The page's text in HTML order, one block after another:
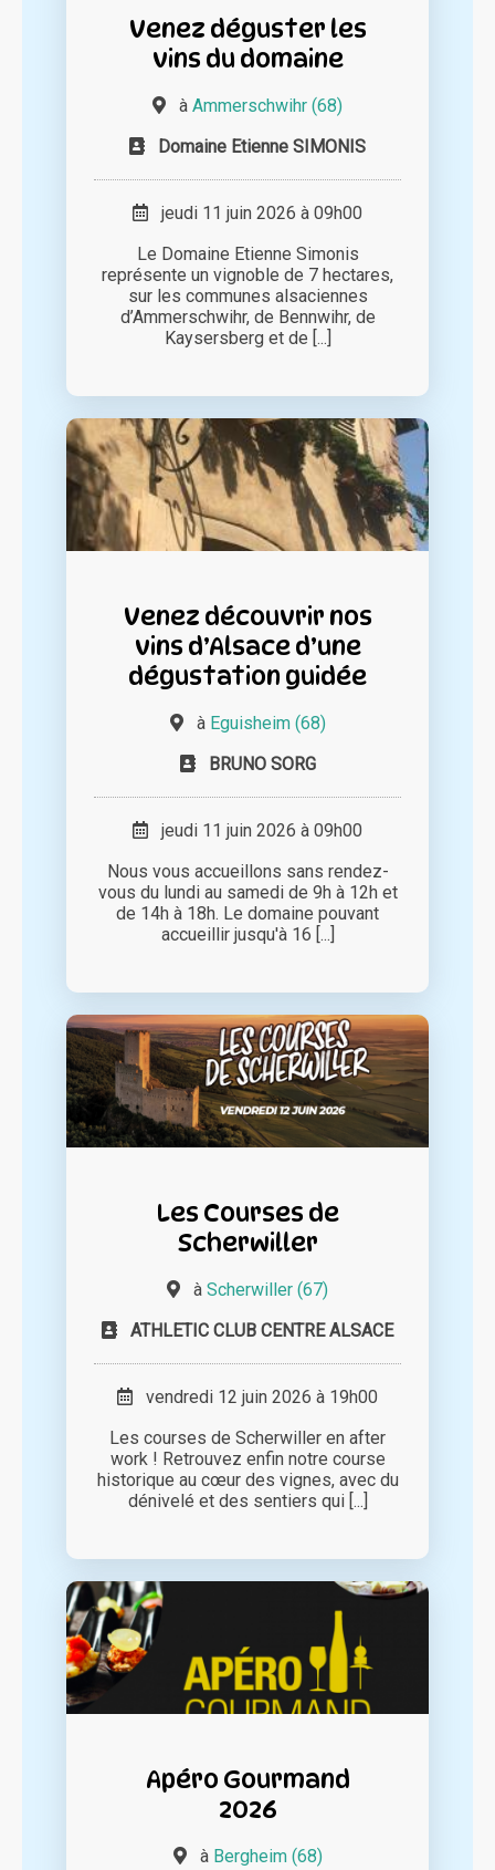
Venez déguster les
vins du domaine
à Ammerschwihr (68)
Domaine Etienne SIMONIS
jeudi 11 juin 2026 à 09h00
Le Domaine Etienne Simonis
représente un vignoble de 7 hectares,
sur les communes alsaciennes
d’Ammerschwihr, de Bennwihr, de
Kaysersberg et de [...]
Venez découvrir nos
vins d’Alsace d’une
dégustation guidée
à Eguisheim (68)
BRUNO SORG
jeudi 11 juin 2026 à 09h00
Nous vous accueillons sans rendez-
vous du lundi au samedi de 9h à 12h et
de 14h à 18h. Le domaine pouvant
accueillir jusqu'à 16 [...]
Les Courses de
Scherwiller
à Scherwiller (67)
ATHLETIC CLUB CENTRE ALSACE
vendredi 12 juin 2026 à 19h00
Les courses de Scherwiller en after
work ! Retrouvez enfin notre course
historique au cœur des vignes, avec du
dénivelé et des sentiers qui [...]
Apéro Gourmand
2026
à Bergheim (68)